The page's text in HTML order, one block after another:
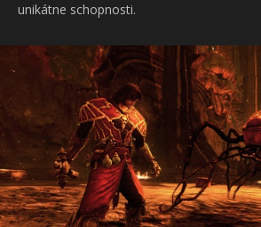
unikátne schopnosti.